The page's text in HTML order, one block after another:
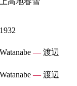
1932
Watanabe — 渡辺
Watanabe — 渡辺